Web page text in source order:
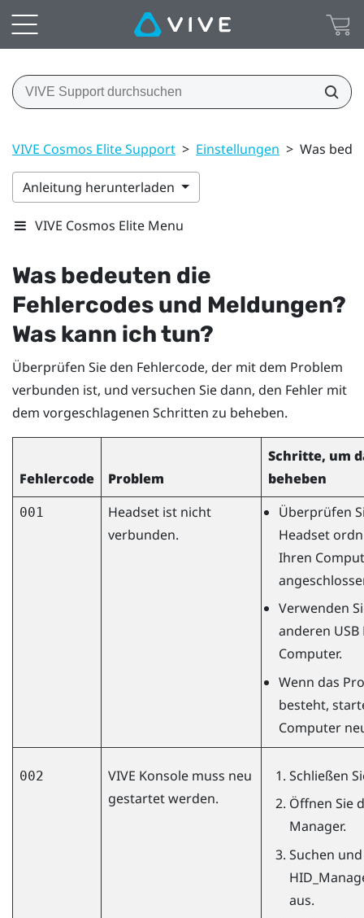
VIVE Cosmos Elite Support > Einstellungen > Was
Anleitung herunterladen
VIVE Cosmos Elite Menu
Was bedeuten die
Fehlercodes und Meldungen?
Was kann ich tun?
Überprüfen Sie den Fehlercode, der mit dem Problem
verbunden ist, und versuchen Sie dann, den Fehler mit
dem vorgeschlagenen Schritten zu beheben.
Fehlercode Problem
Schritte, um
beheben
001
Headset ist nicht
verbunden.
Überprüfen
Headset
Ihren
Verwenden
anderen
Computer.
Wenn das
besteht,
Computer
002 VIVE Konsole muss neu
gestartet werden.
Schließen
Öffnen Sie
Manager.
Suchen
aus.